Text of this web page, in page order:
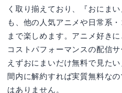
く取り揃えており、『おにま
も、他の人気アニメや日常系
まで楽しめます。アニメ好き
コストパフォーマンスの配信
えずおにまいだけ無料で見た
間内に解約すれば実質無料な
はありません。